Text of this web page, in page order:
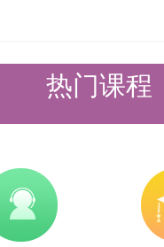
导师论文研
热门课程